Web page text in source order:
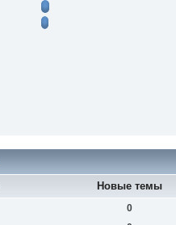
Новые темы
0